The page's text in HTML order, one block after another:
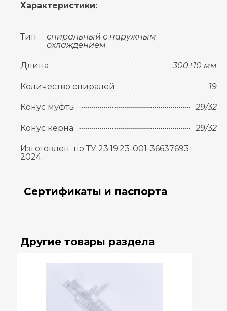
Характеристики:
Тип
спиральный с наружным
охлаждением
Длина 300±10 мм
Количество спиралей 19
Конус муфты 29/32
Конус керна 29/32
Изготовлен по ТУ 23.19.23-001-36637693-
2024
Сертификаты и паспорта
Другие товары раздела